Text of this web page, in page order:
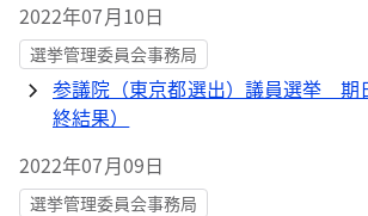
2022年07月10日
選挙管理委員会事務局
参議院（東京都選出）議員選挙 期
終結果）
2022年07月09日
選挙管理委員会事務局